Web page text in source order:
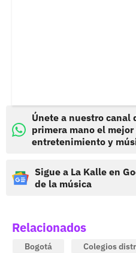
Únete a nuestro canal
primera mano el
entretenimiento y
Sigue a La Kalle en
de la música
Relacionados
Bogotá
Colegios